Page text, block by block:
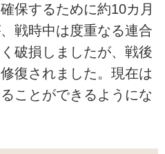
保するために約10カ月
戦時中は度重なる連合
破損しましたが、戦後
復されました。現在は
ことができるようにな